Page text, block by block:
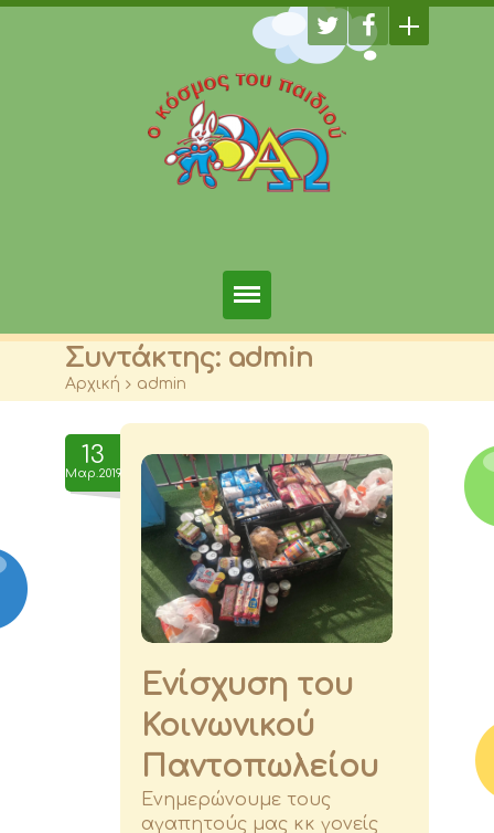
Αρχική
Φωτογραφίες
Εκπαίδευση
Τα νέα μας
Επικοινωνία
Συντάκτης: admin
Αρχική > admin
13
Μαρ.2019
Eνίσχυση του
Κοινωνικού
Παντοπωλείου
Ενημερώνουμε τους
αγαπητούς μας κκ γονείς